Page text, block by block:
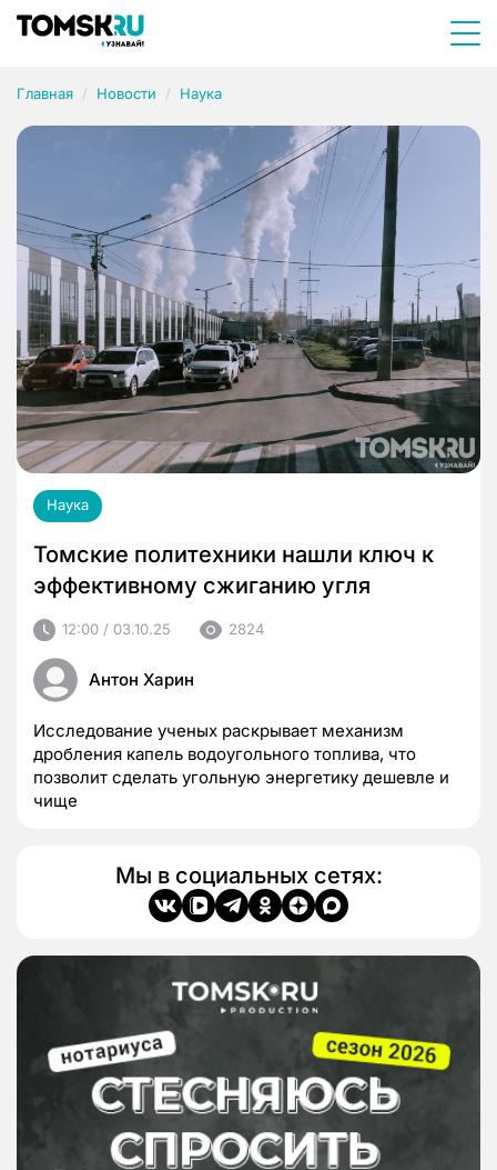
Главная Новости Наука
Наука
Томские политехники нашли ключ к
эффективному сжиганию угля
12:00 / 03.10.25 2824
Антон Харин
Исследование ученых раскрывает механизм
дробления капель водоугольного топлива, что
позволит сделать угольную энергетику дешевле и
чище
Мы в социальных сетях: